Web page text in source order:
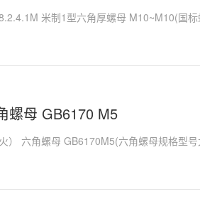
米制1型六角厚螺母 M10~M10(国
螺母 GB6170 M5
） 六角螺母 GB6170M5(六角螺母规格型